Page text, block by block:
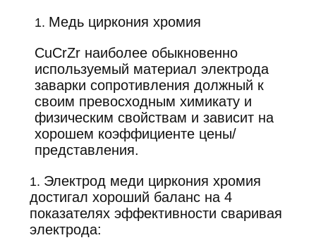
1. Медь циркония хромия
CuCrZr наиболее обыкновенно
используемый материал электрода
заварки сопротивления должный к
своим превосходным химикату и
физическим свойствам и зависит на
хорошем коэффициенте цены/
представления.
1. Электрод меди циркония хромия
достигал хороший баланс на 4
показателях эффективности сваривая
электрода: